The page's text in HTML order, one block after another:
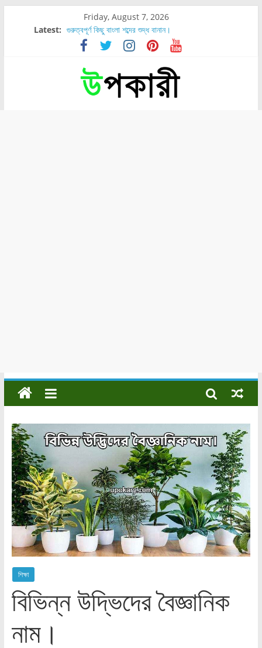
Friday, August 7, 2026
Latest: গুরুত্বপূর্ণ কিছু বাংলা শব্দের শুদ্ধ বানান।
শরীরের কোন অংশে বেডসোর বেশি হয়?
নাসাল টিউব কতদিন রাখা যায়?
রোগীর পিঠ, কোমর এবং পায়ে বেডসোর দেখা গেলে করণীয় কি?
পার্সিমন ফলের স্বাস্থ্য ও পুষ্টি উপকারিতা।
শিক্ষা
বিভিন্ন উদ্ভিদের বৈজ্ঞানিক
নাম।